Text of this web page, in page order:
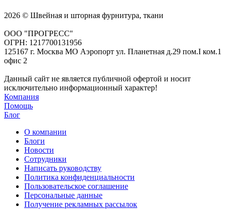
2026 © Швейная и шторная фурнитура, ткани
ООО "ПРОГРЕСС"
ОГРН: 1217700131956
125167 г. Москва МО Аэропорт ул. Планетная д.29 пом.I ком.1
офис 2
Данный сайт не является публичной офертой и носит
исключительно информационный характер!
Компания
Помощь
Блог
О компании
Блоги
Новости
Сотрудники
Написать руководству
Политика конфиденциальности
Пользовательское соглашение
Персональные данные
Получение рекламных рассылок